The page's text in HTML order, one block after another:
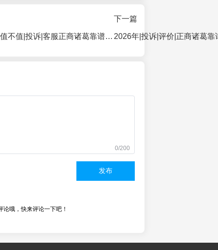
2026年正商课程值不值|投诉|客服正商诸葛靠谱吗|负面|正商课程会不会踩坑|骗局|退款
下一篇
0/200
发布
论哦，快来评论一下吧！